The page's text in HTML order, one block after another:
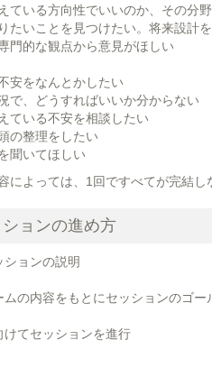
ている方向性でいいのか、その分
たいことを見つけたい。将来設計
門的な観点から意見がほしい
安をなんとかしたい
で、どうすればいいか分からない
ている不安を相談したい
の整理をしたい
聞いてほしい
によっては、1回ですべてが完結し
ョンの進め方
ションの説明
ムの内容をもとにセッションのゴー
けてセッションを進行